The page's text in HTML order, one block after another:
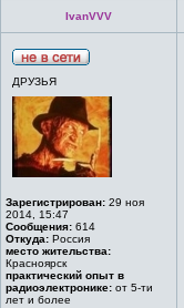
IvanVVV
ДРУЗЬЯ
Зарегистрирован: 29 ноя
2014, 15:47
Сообщения: 614
Откуда: Россия
место жительства:
Красноярск
практический опыт в
радиоэлектронике: от 5-ти
лет и более